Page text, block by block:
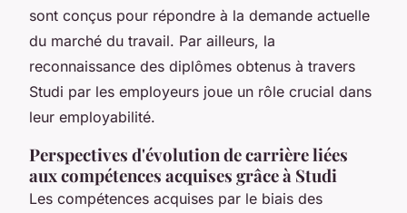
sont conçus pour répondre à la demande actuelle
du marché du travail. Par ailleurs, la
reconnaissance des diplômes obtenus à travers
Studi par les employeurs joue un rôle crucial dans
leur employabilité.
Perspectives d'évolution de carrière liées
aux compétences acquises grâce à Studi
Les compétences acquises par le biais des